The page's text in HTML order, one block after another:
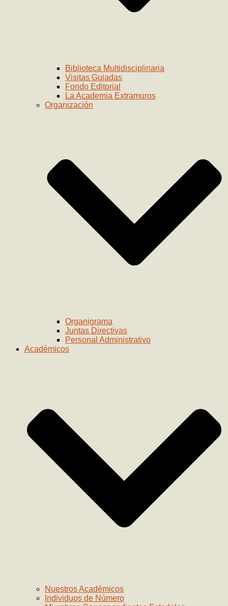
Biblioteca Multidisciplinaria
Visitas Guiadas
Fondo Editorial
La Academia Extramuros
Organización
Organigrama
Juntas Directivas
Personal Administrativo
Académicos
Nuestros Académicos
Individuos de Número